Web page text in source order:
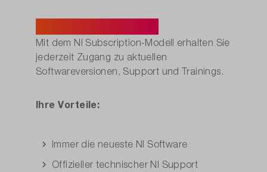
Mit dem NI Subscription-Modell erhalten Sie
jederzeit Zugang zu aktuellen
Softwareversionen, Support und Trainings.
Ihre Vorteile:
Immer die neueste NI Software
Offizieller technischer NI Support